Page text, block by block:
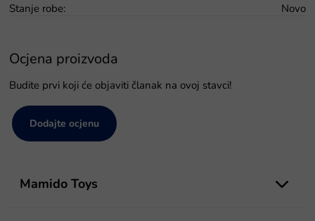
Stanje robe: Novo
Ocjena proizvoda
Budite prvi koji će objaviti članak na ovoj stavci!
Dodajte ocjenu
Mamido Toys